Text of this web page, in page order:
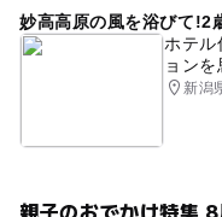
妙高高原の風を浴びて!2
ホテル
ョン
新潟